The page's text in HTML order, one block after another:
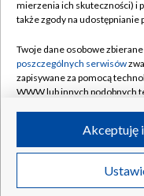
Naziemna Telewizja
Rada Programowa
System NOS
Informacje o nadawcy
Program dla prasy
Ogłoszenie
©2026
mierzenia ich skuteczności) i
także zgody na udostępnianie
Twoje dane osobowe
poszczególnych serwisów
zapisywane za pomocą
WWW lub innych podobnych
ruchu w Internecie.
Twoje dane osobowe
poszczególnych serwisówna
Akceptuję